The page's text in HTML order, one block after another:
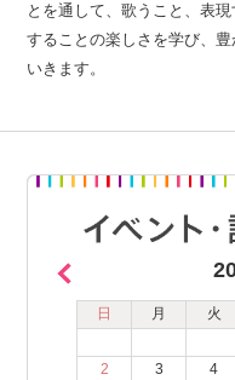
とを通して、歌うこと、表
することの楽しさを学び、
いきます。
日 月 火
2
3 4